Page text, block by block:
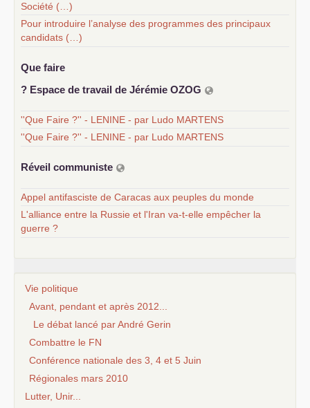
Société (…)
Pour introduire l’analyse des programmes des principaux
candidats (…)
Que faire
? Espace de travail de Jérémie OZOG
''Que Faire ?'' - LENINE - par Ludo MARTENS
''Que Faire ?'' - LENINE - par Ludo MARTENS
Réveil communiste
Appel antifasciste de Caracas aux peuples du monde
L'alliance entre la Russie et l'Iran va-t-elle empêcher la
guerre ?
Vie politique
Avant, pendant et après 2012...
Le débat lancé par André Gerin
Combattre le FN
Conférence nationale des 3, 4 et 5 Juin
Régionales mars 2010
Lutter, Unir...